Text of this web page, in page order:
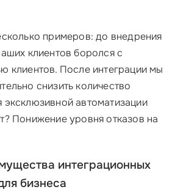
примеров: до внедрения
клиентов боролся с
клиентов. После интеграции мы
снизить количество
эксклюзивной автоматизации
Понижение уровня отказов на
интеграционных
бизнеса